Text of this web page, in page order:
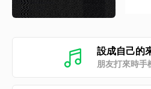
設成自己的
朋友打來時手